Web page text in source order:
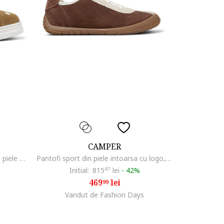
Pantofi sport Runner Up 1137 din piele nabuc, Maro
CAMPER
Pantofi sport din piele intoarsa cu logo, Maro/Bej deschis
Initial: 81547 lei - 42%
46999lei
Vandut de Fashion Days